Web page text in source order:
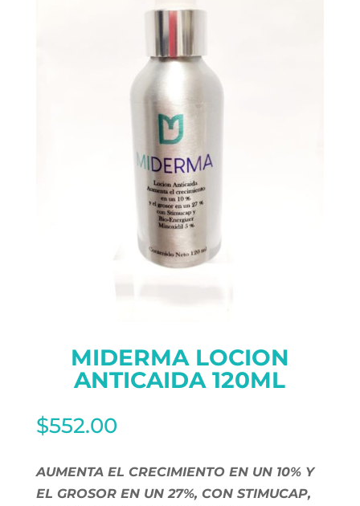
MIDERMA LOCION
ANTICAIDA 120ML
$552.00
AUMENTA EL CRECIMIENTO EN UN 10% Y
EL GROSOR EN UN 27%, CON STIMUCAP,